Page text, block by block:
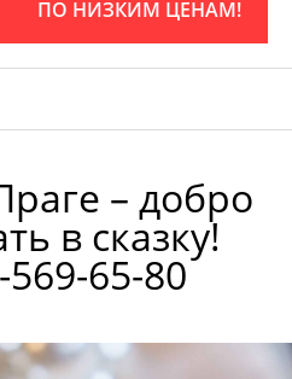
ПО НИЗКИМ ЦЕНАМ!
– добро
в сказку!
65-80